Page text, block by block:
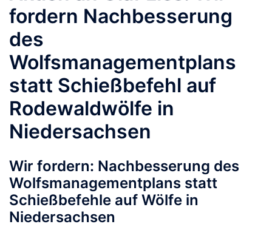
fordern Nachbesserung
des
Wolfsmanagementplans
statt Schießbefehl auf
Rodewaldwölfe in
Niedersachsen
Wir fordern: Nachbesserung des
Wolfsmanagementplans statt
Schießbefehle auf Wölfe in
Niedersachsen